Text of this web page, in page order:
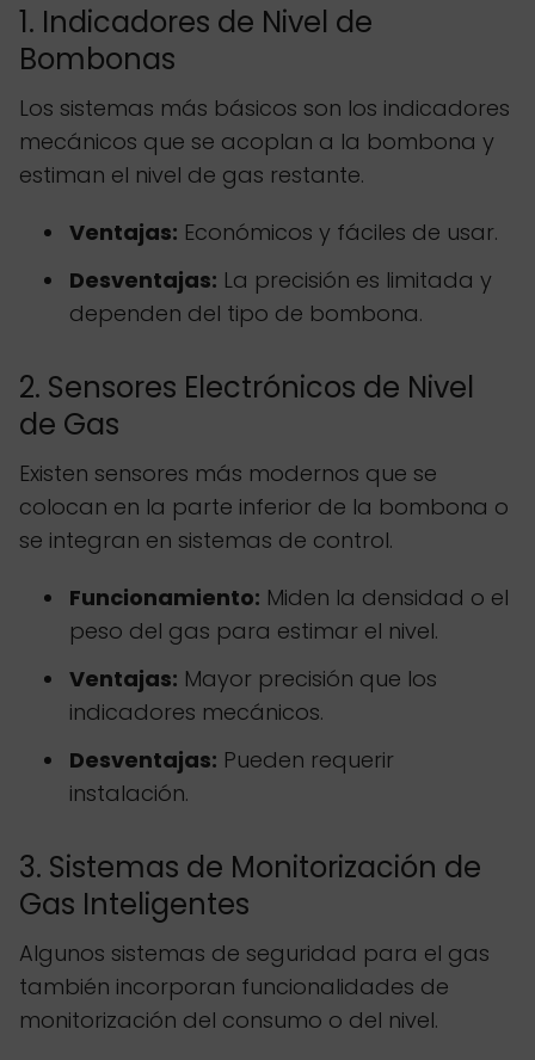
1. Indicadores de Nivel de
Bombonas
Los sistemas más básicos son los indicadores
mecánicos que se acoplan a la bombona y
estiman el nivel de gas restante.
Ventajas: Económicos y fáciles de usar.
Desventajas: La precisión es limitada y
dependen del tipo de bombona.
2. Sensores Electrónicos de Nivel
de Gas
Existen sensores más modernos que se
colocan en la parte inferior de la bombona o
se integran en sistemas de control.
Funcionamiento: Miden la densidad o el
peso del gas para estimar el nivel.
Ventajas: Mayor precisión que los
indicadores mecánicos.
Desventajas: Pueden requerir
instalación.
3. Sistemas de Monitorización de
Gas Inteligentes
Algunos sistemas de seguridad para el gas
también incorporan funcionalidades de
monitorización del consumo o del nivel.